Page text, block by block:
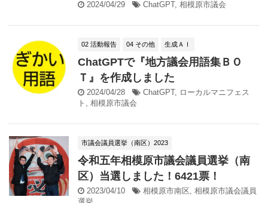
2024/04/29 ChatGPT, 相模原市議会
02 活動報告 04 その他 生成ＡＩ
ChatGPTで『地方議会用語集ＢＯ
Ｔ』を作成しました
2024/04/28 ChatGPT, ローカルマニフェス
ト , 相模原市議会
市議会議員選挙（南区）2023
令和五年相模原市議会議員選挙（南
区）当選しました！6421票！
2023/04/10 相模原市南区, 相模原市議会議員